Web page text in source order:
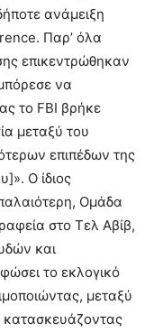
ανάμειξη
Παρ’ όλα
επικεντρώθηκαν
να
το FBI βρήκε
μεταξύ του
επιπέδων της
Ο ίδιος
Ομάδα
στο Τελ Αβίβ,
και
το εκλογικό
μεταξύ
κατασκευάζοντας